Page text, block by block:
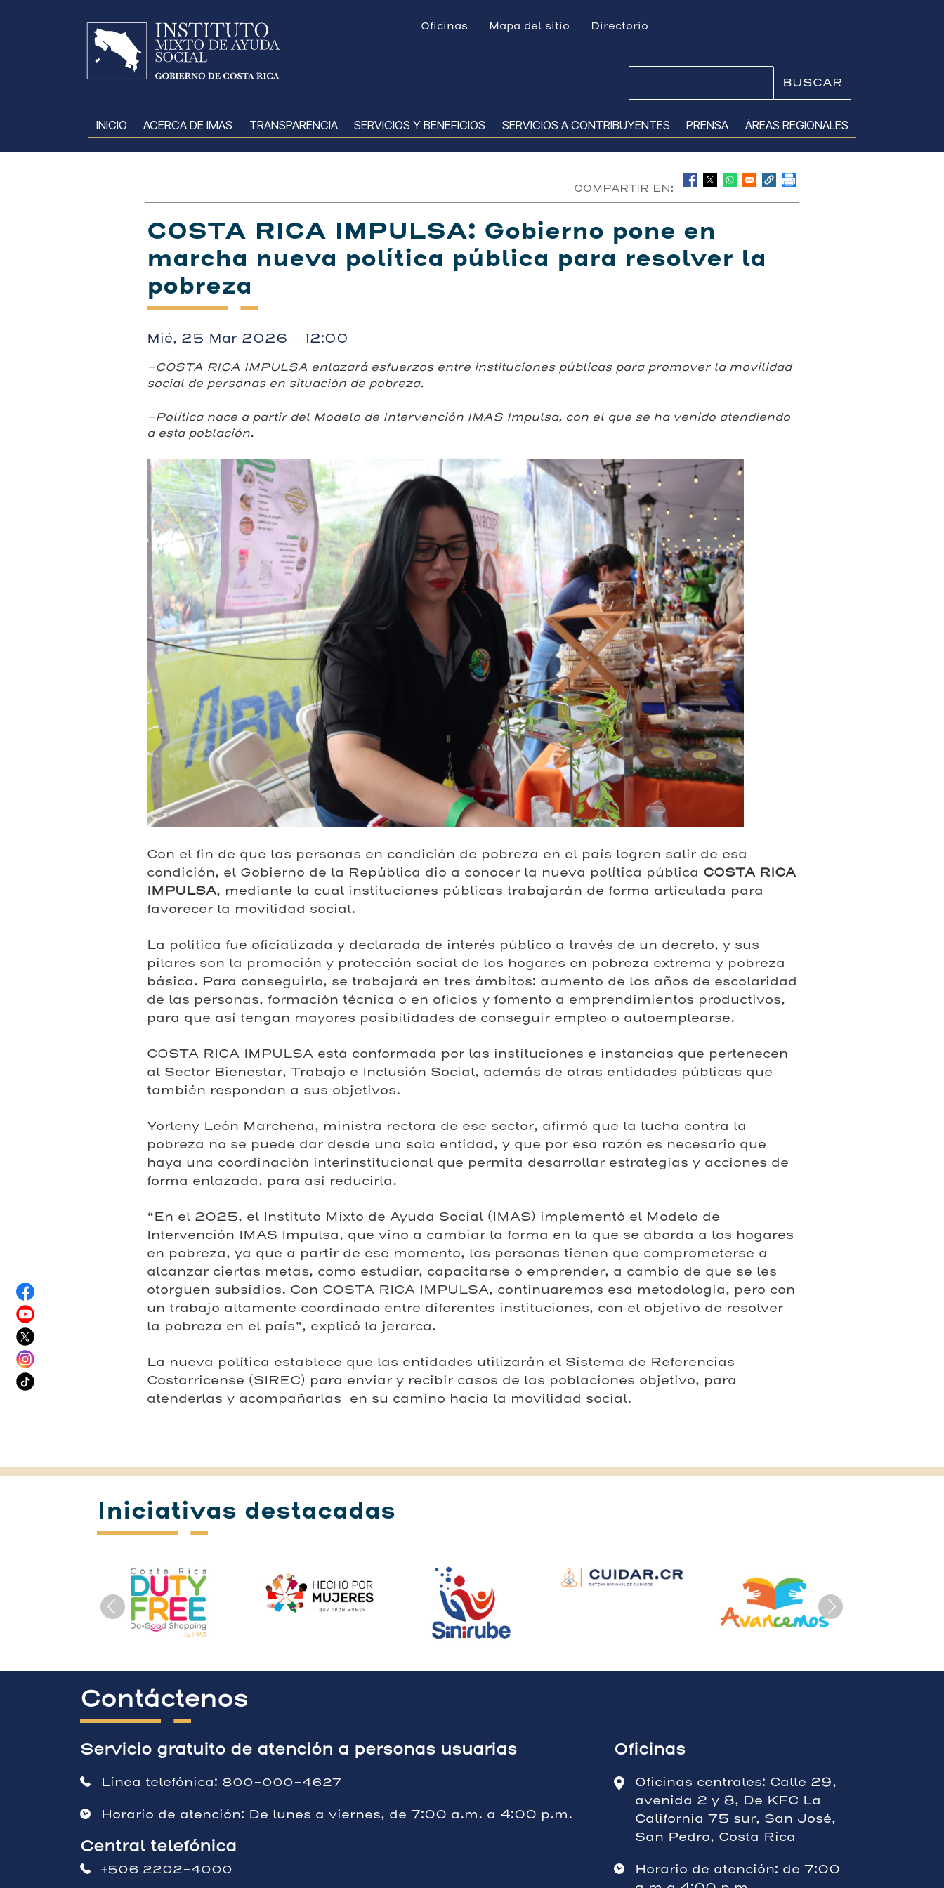
Menú Top
Oficinas Mapa del sitio Directorio
INICIO ACERCA DE IMAS TRANSPARENCIA SERVICIOS Y BENEFICIOS SERVICIOS A CONTRIBUYENTES PRENSA ÁREAS REGIONALES
COMPARTIR EN:
COSTA RICA IMPULSA: Gobierno pone en
marcha nueva política pública para resolver la
pobreza
Mié, 25 Mar 2026 - 12:00
-COSTA RICA IMPULSA enlazará esfuerzos entre instituciones públicas para promover la movilidad
social de personas en situación de pobreza.
-Política nace a partir del Modelo de Intervención IMAS Impulsa, con el que se ha venido atendiendo
a esta población.
Con el fin de que las personas en condición de pobreza en el país logren salir de esa
condición, el Gobierno de la República dio a conocer la nueva política pública COSTA RICA
IMPULSA, mediante la cual instituciones públicas trabajarán de forma articulada para
favorecer la movilidad social.
La política fue oficializada y declarada de interés público a través de un decreto, y sus
pilares son la promoción y protección social de los hogares en pobreza extrema y pobreza
básica. Para conseguirlo, se trabajará en tres ámbitos: aumento de los años de escolaridad
de las personas, formación técnica o en oficios y fomento a emprendimientos productivos,
para que así tengan mayores posibilidades de conseguir empleo o autoemplearse.
COSTA RICA IMPULSA está conformada por las instituciones e instancias que pertenecen
al Sector Bienestar, Trabajo e Inclusión Social, además de otras entidades públicas que
también respondan a sus objetivos.
Yorleny León Marchena, ministra rectora de ese sector, afirmó que la lucha contra la
pobreza no se puede dar desde una sola entidad, y que por esa razón es necesario que
haya una coordinación interinstitucional que permita desarrollar estrategias y acciones de
forma enlazada, para así reducirla.
“En el 2025, el Instituto Mixto de Ayuda Social (IMAS) implementó el Modelo de
Intervención IMAS Impulsa, que vino a cambiar la forma en la que se aborda a los hogares
en pobreza, ya que a partir de ese momento, las personas tienen que comprometerse a
alcanzar ciertas metas, como estudiar, capacitarse o emprender, a cambio de que se les
otorguen subsidios. Con COSTA RICA IMPULSA, continuaremos esa metodología, pero con
un trabajo altamente coordinado entre diferentes instituciones, con el objetivo de resolver
la pobreza en el país”, explicó la jerarca.
La nueva política establece que las entidades utilizarán el Sistema de Referencias
Costarricense (SIREC) para enviar y recibir casos de las poblaciones objetivo, para
atenderlas y acompañarlas en su camino hacia la movilidad social.
Iniciativas destacadas
Contáctenos
Servicio gratuito de atención a personas usuarias
Línea telefónica: 800-000-4627
Horario de atención: De lunes a viernes, de 7:00 a.m. a 4:00 p.m.
Central telefónica
+506 2202-4000
Oficinas
Oficinas centrales: Calle 29,
avenida 2 y 8, De KFC La
California 75 sur, San José,
San Pedro, Costa Rica
Horario de atención: de 7:00